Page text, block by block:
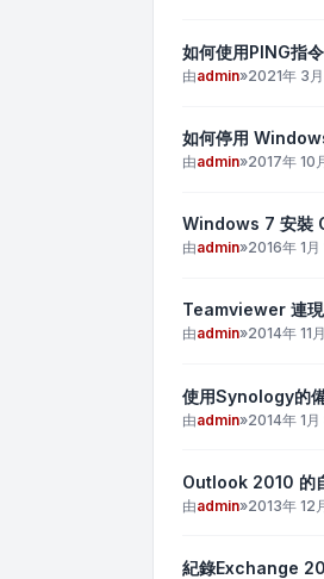
如何使用PING指令
由admin»2021年 3
如何停用
由admin»2017年 10
Windows 7 安裝
由admin»2016年 1
Teamviewer 連
由admin»2014年 11
使用Synology的
由admin»2014年 1
Outlook 2010 的
由admin»2013年 12
紀錄Exchange